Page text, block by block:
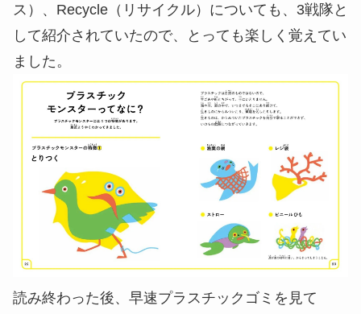
ス）、Recycle（リサイクル）についても、3戦隊と
して紹介されていたので、とっても楽しく覚えてい
ました。
読み終わった後、早速プラスチックゴミを見て